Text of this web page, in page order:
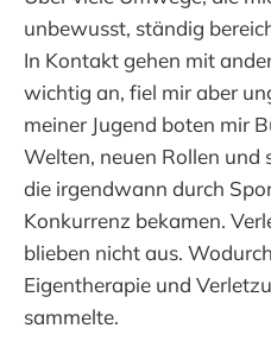
unbewusst, ständig
In Kontakt gehen mit
wichtig an, fiel mir aber
meiner Jugend boten mir
Welten, neuen Rollen und
die irgendwann durch
Konkurrenz bekamen.
blieben nicht aus.
Eigentherapie und
sammelte.